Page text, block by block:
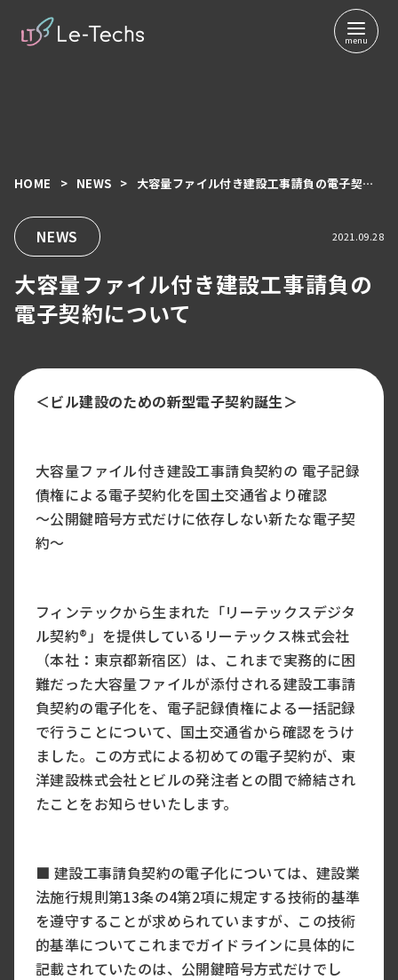
大容量ファイル付き建設工事請負の
電子契約について
2021.09.28
NEWS
＜ビル建設のための新型電子契約誕生＞
大容量ファイル付き建設工事請負契約の 電子記録
債権による電子契約化を国土交通省より確認
～公開鍵暗号方式だけに依存しない新たな電子契
約～
フィンテックから生まれた「リーテックスデジタ
ル契約®」を提供しているリーテックス株式会社
（本社：東京都新宿区）は、これまで実務的に困
難だった大容量ファイルが添付される建設工事請
負契約の電子化を、電子記録債権による一括記録
で行うことについて、国土交通省から確認をうけ
ました。この方式による初めての電子契約が、東
洋建設株式会社とビルの発注者との間で締結され
たことをお知らせいたします。
■ 建設工事請負契約の電子化については、建設業
法施行規則第13条の4第2項に規定する技術的基準
を遵守することが求められていますが、この技術
的基準についてこれまでガイドラインに具体的に
記載されていたのは、公開鍵暗号方式だけでし
HOME NEWS 大容量ファイル付き建設工事請負の電子契約について